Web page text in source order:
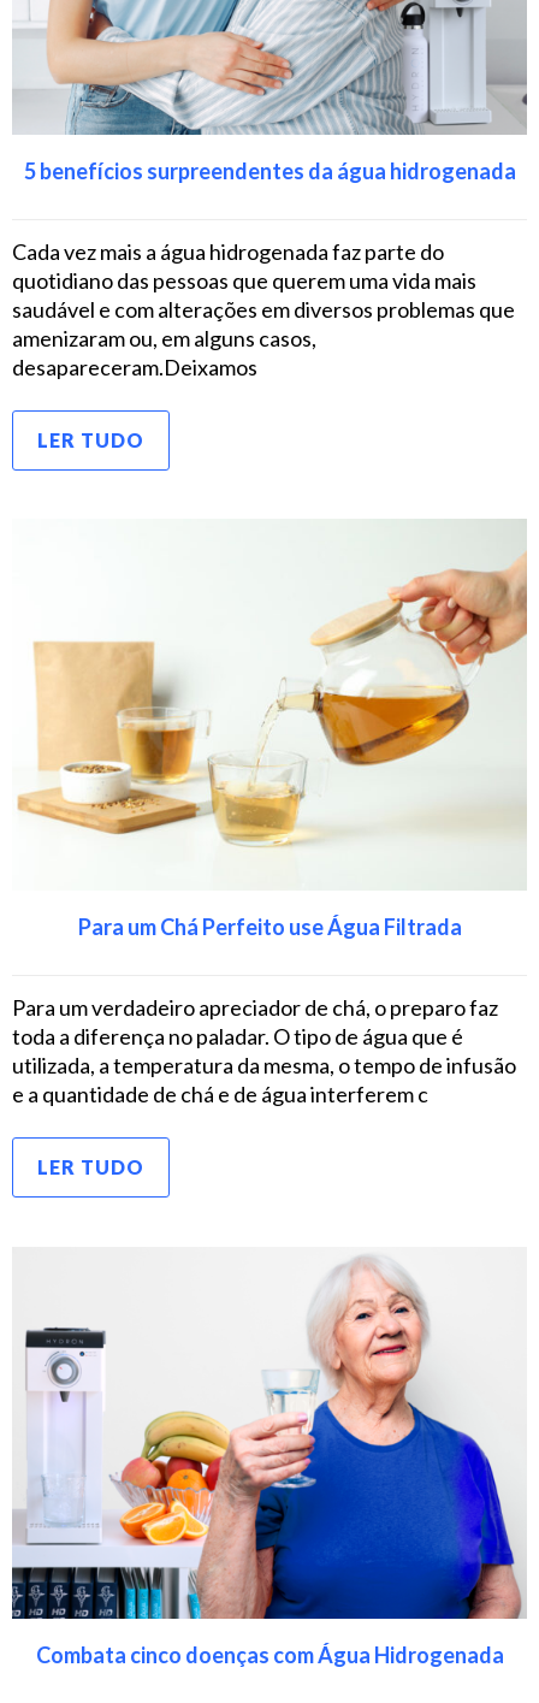
5 benefícios surpreendentes da água hidrogenada
Cada vez mais a água hidrogenada faz parte do
quotidiano das pessoas que querem uma vida mais
saudável e com alterações em diversos problemas que
amenizaram ou, em alguns casos,
desapareceram.Deixamos
LER TUDO
Para um Chá Perfeito use Água Filtrada
Para um verdadeiro apreciador de chá, o preparo faz
toda a diferença no paladar. O tipo de água que é
utilizada, a temperatura da mesma, o tempo de infusão
e a quantidade de chá e de água interferem c
LER TUDO
Combata cinco doenças com Água Hidrogenada